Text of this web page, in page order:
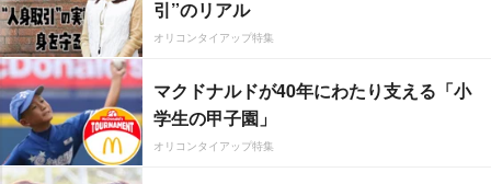
引”のリアル
オリコンタイアップ特集
マクドナルドが40年にわたり支える「小
学生の甲子園」
オリコンタイアップ特集